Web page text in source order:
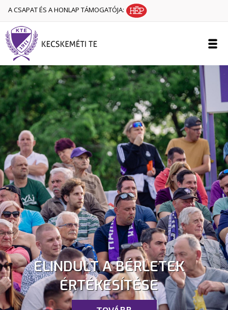
A CSAPAT ÉS A HONLAP TÁMOGATÓJA:
ELINDULT A BÉRLETEK
ÉRTÉKESÍTÉSE